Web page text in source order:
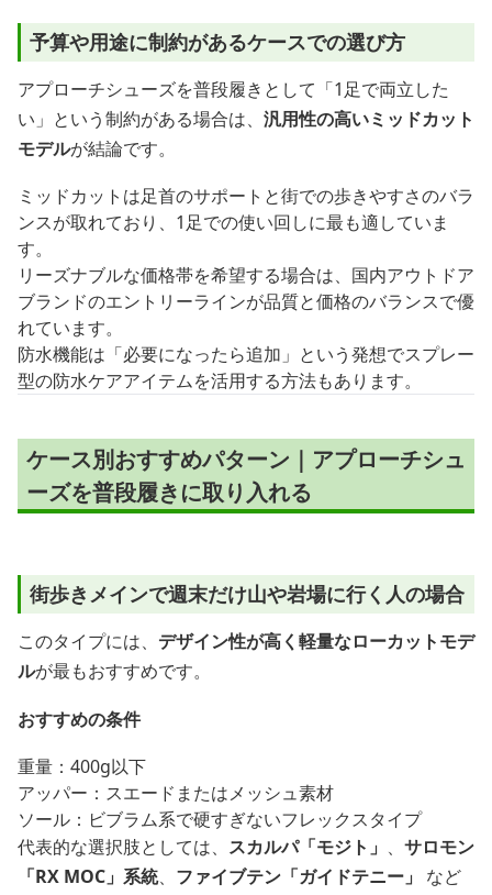
予算や用途に制約があるケースでの選び方
アプローチシューズを普段履きとして「1足で両立した
い」という制約がある場合は、 汎用性の高いミッドカット
モデルが結論です。
ミッドカットは足首のサポートと街での歩きやすさのバラ
ンスが取れており、1足での使い回しに最も適していま
す。
リーズナブルな価格帯を希望する場合は、国内アウトドア
ブランドのエントリーラインが品質と価格のバランスで優
れています。
防水機能は「必要になったら追加」という発想でスプレー
型の防水ケアアイテムを活用する方法もあります。
ケース別おすすめパターン｜アプローチシュ
ーズを普段履きに取り入れる
街歩きメインで週末だけ山や岩場に行く人の場合
このタイプには、 デザイン性が高く軽量なローカットモデ
ルが最もおすすめです。
おすすめの条件
重量：400g以下
アッパー：スエードまたはメッシュ素材
ソール：ビブラム系で硬すぎないフレックスタイプ
代表的な選択肢としては、 スカルパ「モジト」 、 サロモン
「RX MOC」系統、 ファイブテン「ガイドテニー」
など